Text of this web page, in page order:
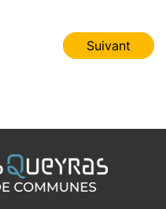
Suivant